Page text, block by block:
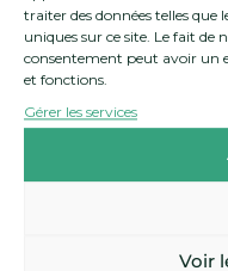
traiter des données telles
uniques sur ce site. Le fait de
consentement peut avoir un
et fonctions.
Gérer les services
Voir